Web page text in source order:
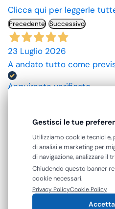
Clicca qui per leggerle
Precedente Successivo
23 Luglio 2026
A andato tutto come
Acquirente verificato
spedizione rapida,
grazie. prezzi convenienti.
Acquirente verificato
09 Luglio 2026
Gestisci le tue
Utilizziamo cookie tecnici
di analisi e marketing per
di navigazione, analizzare il
mostrarti contenuti e
accettare tutti i cookie
preferenze. Puoi modificare
qualsiasi momento.
Chiudendo questo banner
cookie necessari.
Privacy PolicyCookie Policy